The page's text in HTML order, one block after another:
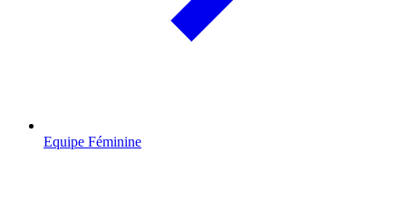
Equipe Féminine